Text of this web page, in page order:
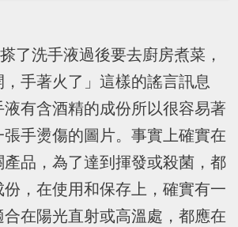
了洗手液過後要去廚房煮菜，
手著火了」這樣的謠言訊息
有含酒精的成份所以很容易著
手燙傷的圖片。事實上確實在
品，為了達到揮發或殺菌，都
，在使用和保存上，確實有一
在陽光直射或高溫處，都應在